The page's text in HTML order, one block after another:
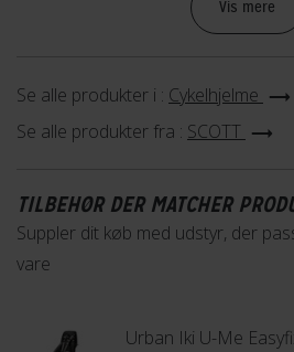
hovedet, hvilket giver bedre
Scott Argo Plus Junior er
hovedstørrelse 49-53 cm.
korrekte pasform.
Vis mere
Se alle produkter i : Cykelhjelme
Se alle produkter fra : SCOTT
TILBEHØR DER MATCHER
Suppler dit køb med udstyr, der
vare